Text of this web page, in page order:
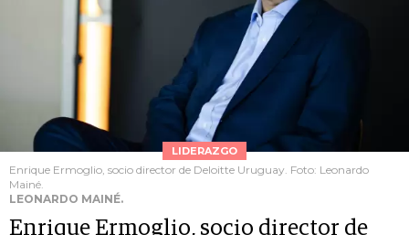
LIDERAZGO
Enrique Ermoglio, socio director de Deloitte Uruguay. Foto: Leonardo
Mainé.
LEONARDO MAINÉ.
Enrique Ermoglio, socio director de